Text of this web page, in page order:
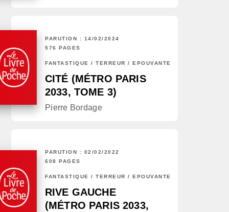
PARUTION : 14/02/2024
576 PAGES
FANTASTIQUE / TERREUR / EPOUVANTE
CITÉ (MÉTRO PARIS
2033, TOME 3)
Pierre Bordage
PARUTION : 02/02/2022
608 PAGES
FANTASTIQUE / TERREUR / EPOUVANTE
RIVE GAUCHE
(MÉTRO PARIS 2033,